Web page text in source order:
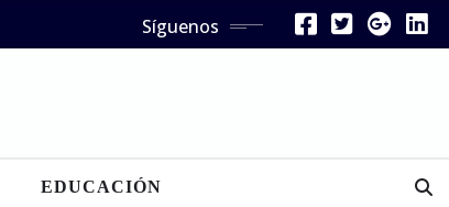
Síguenos
EDUCACIÓN